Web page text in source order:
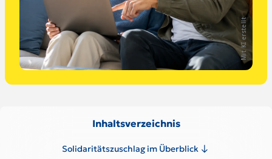
Mit KI erstellt
Inhaltsverzeichnis
Solidaritätszuschlag im Überblick